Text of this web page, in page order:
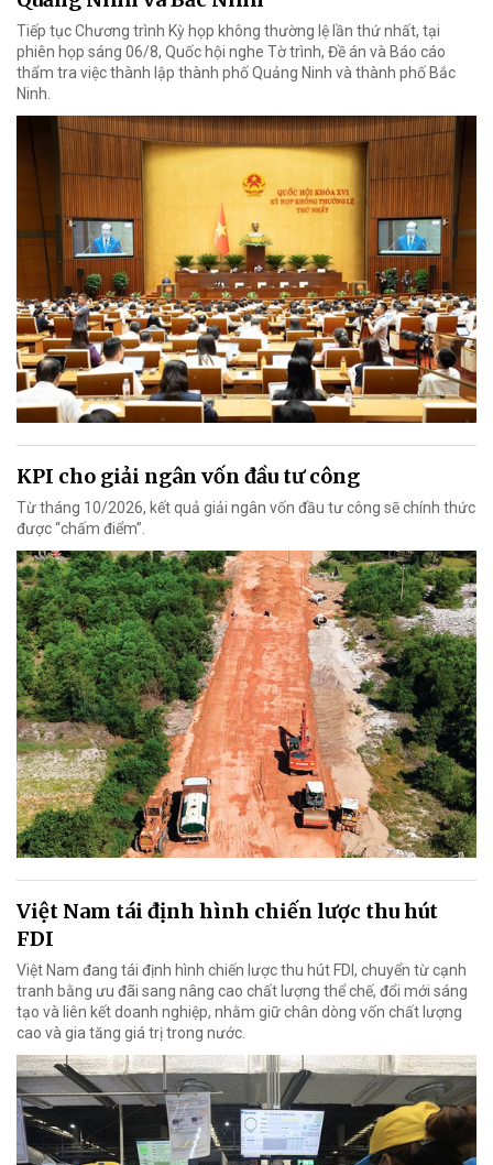
Tiếp tục Chương trình Kỳ họp không thường lệ lần thứ nhất, tại
phiên họp sáng 06/8, Quốc hội nghe Tờ trình, Đề án và Báo cáo
thẩm tra việc thành lập thành phố Quảng Ninh và thành phố Bắc
Ninh.
KPI cho giải ngân vốn đầu tư công
Từ tháng 10/2026, kết quả giải ngân vốn đầu tư công sẽ chính thức
được “chấm điểm”.
Việt Nam tái định hình chiến lược thu hút
FDI
Việt Nam đang tái định hình chiến lược thu hút FDI, chuyển từ cạnh
tranh bằng ưu đãi sang nâng cao chất lượng thể chế, đổi mới sáng
tạo và liên kết doanh nghiệp, nhằm giữ chân dòng vốn chất lượng
cao và gia tăng giá trị trong nước.